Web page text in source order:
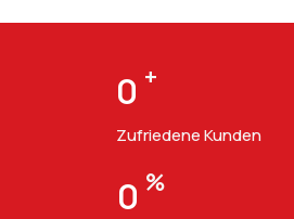
0 +
Zufriedene Kunden
0 %